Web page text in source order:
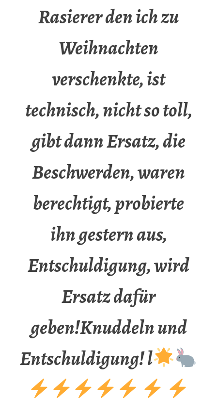
Rasierer den ich zu
Weihnachten
verschenkte, ist
technisch, nicht so toll,
gibt dann Ersatz, die
Beschwerden, waren
berechtigt, probierte
ihn gestern aus,
Entschuldigung, wird
Ersatz dafür
geben!Knuddeln und
Entschuldigung! l